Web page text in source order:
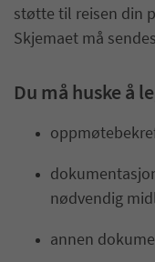
støtte til reisen din
Skjemaet må
Du må huske å
nødvendig
annen